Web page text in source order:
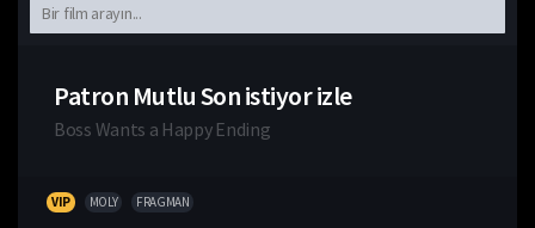
Patron Mutlu Son istiyor izle
Boss Wants a Happy Ending
VIP MOLY FRAGMAN